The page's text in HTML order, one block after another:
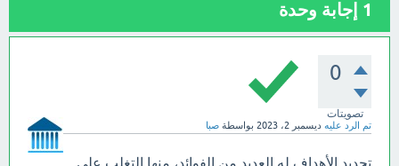
1 إجابة وحدة
0
تصويتات
تم الرد عليه ديسمبر 2، 2023 بواسطة صبا
تحديد الأهداف له العديد من الفوائد، منها التغلب على